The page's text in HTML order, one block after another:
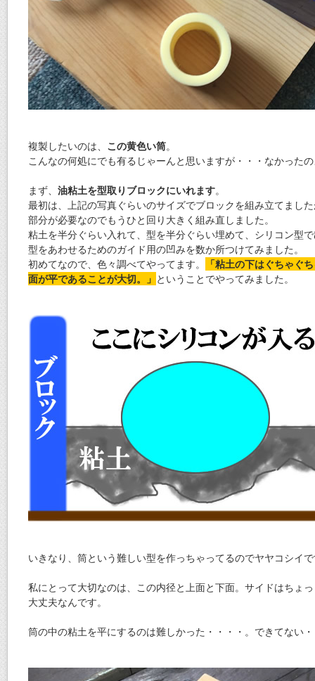
複製したいのは、 この黄色い筒。
こんなの何処にでも有るじゃーんと思いますが・・・なかった
まず、 油粘土を型取りブロックにいれます。
最初は、上記の写真ぐらいのサイズでブロックを組み立てまし
部分が必要なのでもうひと回り大きく組み直しました。
粘土を半分ぐらい入れて、型を半分ぐらい埋めて、シリコン型
型をあわせるためのガイド用の凹みを数か所つけてみました。
初めてなので、色々調べてやってます。
「粘土の下はぐちゃぐ
面が平であることが大切。」 ということでやってみました。
いきなり、筒という難しい型を作っちゃってるのでヤヤコシイ
私にとって大切なのは、この内径と上面と下面。サイドはちょ
大丈夫なんです。
筒の中の粘土を平にするのは難しかった・・・・。できてない